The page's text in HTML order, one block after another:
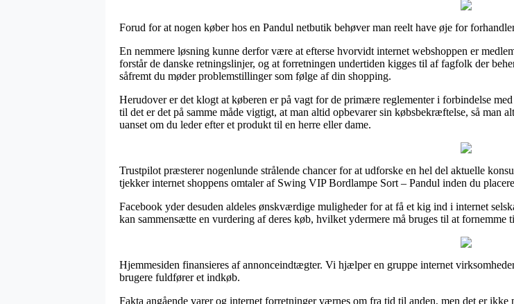
Forud for at nogen køber hos en Pandul netbutik behøver man reelt have øje for
En nemmere løsning kunne derfor være at efterse hvorvidt internet webshoppen er
forstår de danske retningslinjer, og at forretningen undertiden kigges til af fagfolk der
såfremt du møder problemstillinger som følge af din shopping.
Herudover er det klogt at køberen er på vagt for de primære reglementer i forbindelse
til det er det på samme måde vigtigt, at man altid opbevarer sin købsbekræftelse, så man
uanset om du leder efter et produkt til en herre eller dame.
Trustpilot præsterer nogenlunde strålende chancer for at udforske en hel del aktuelle
tjekker internet shoppens omtaler af Swing VIP Bordlampe Sort – Pandul inden du
Facebook yder desuden aldeles ønskværdige muligheder for at få et kig ind i internet
kan sammensætte en vurdering af deres køb, hvilket ydermere må bruges til at fornemme
Hjemmesiden finansieres af annonceindtægter. Vi hjælper en gruppe internet
brugere fuldfører et indkøb.
Fakta angående varer og internet forretninger værnes om fra tid til anden, men det er